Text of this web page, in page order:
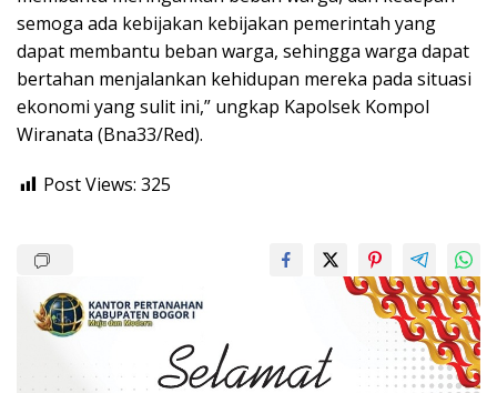
semoga ada kebijakan kebijakan pemerintah yang
dapat membantu beban warga, sehingga warga dapat
bertahan menjalankan kehidupan mereka pada situasi
ekonomi yang sulit ini,” ungkap Kapolsek Kompol
Wiranata (Bna33/Red).
Post Views: 325